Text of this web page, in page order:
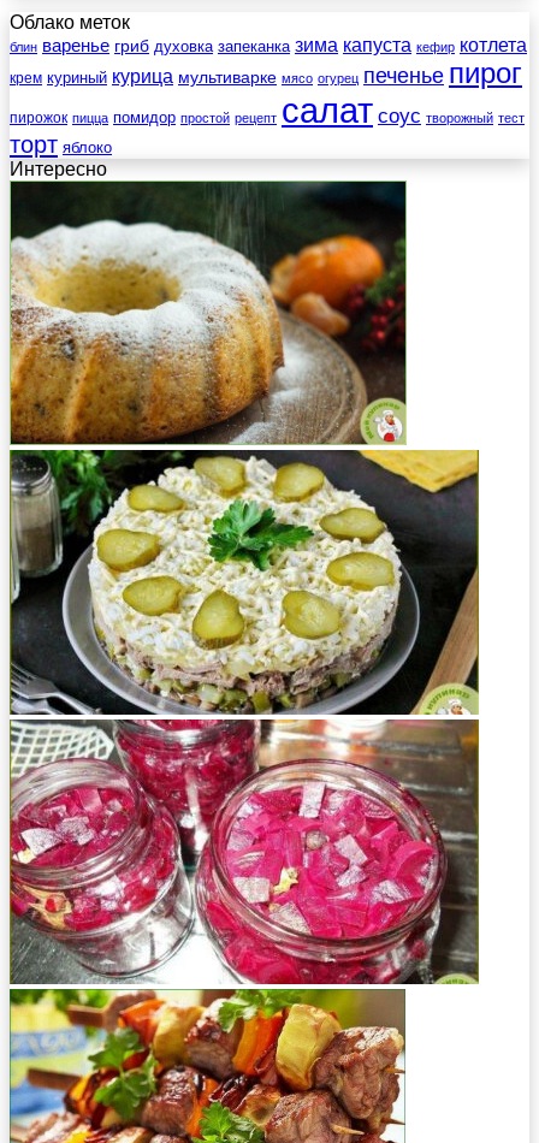
Облако меток
блин варенье гриб духовка запеканка зима капуста кефир котлета
крем куриный курица мультиварке мясо огурец печенье пирог
пирожок пицца помидор простой рецепт салат соус творожный тест
торт яблоко
Интересно